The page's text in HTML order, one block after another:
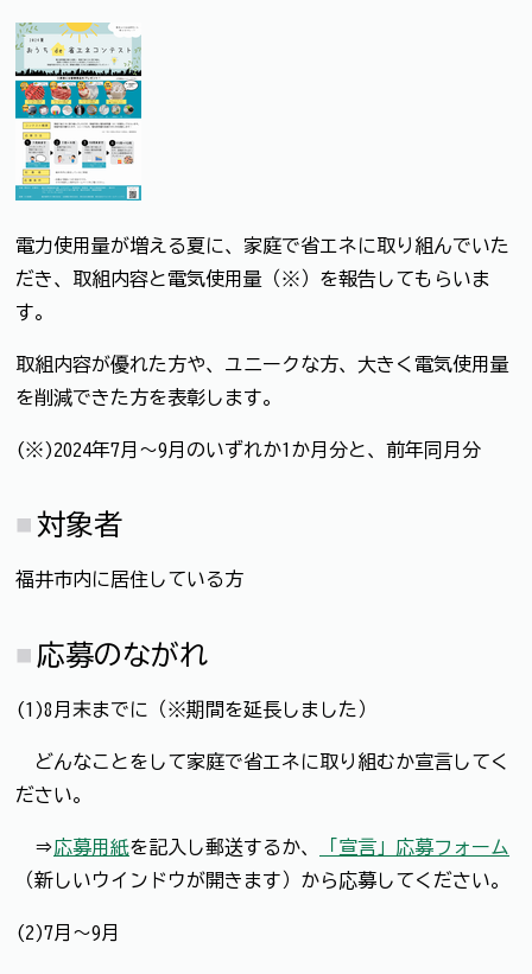
電力使用量が増える夏に、家庭で省エネに取り組んでいた
だき、取組内容と電気使用量（※）を報告してもらいま
す。
取組内容が優れた方や、ユニークな方、大きく電気使用量
を削減できた方を表彰します。
(※)2024年7月～9月のいずれか1か月分と、前年同月分
対象者
福井市内に居住している方
応募のながれ
(1)8月末までに（※期間を延長しました）
どんなことをして家庭で省エネに取り組むか宣言してく
ださい。
⇒応募用紙を記入し郵送するか、
「宣言」応募フォーム
（新しいウインドウが開きます）から応募してください。
(2)7月～9月